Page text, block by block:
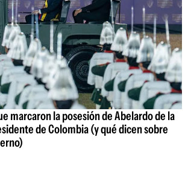
marcaron la posesión de Abelardo de la
de Colombia (y qué dicen sobre